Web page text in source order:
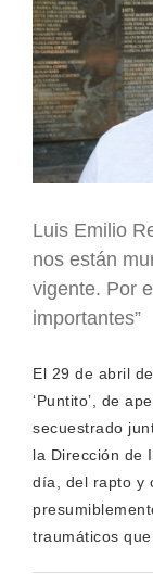
Luis Emilio
nos están
vigente. Por
importantes”
El 29 de abril
‘Puntito’, de
secuestrado
la Dirección de
día, del rapto y
traumáticos